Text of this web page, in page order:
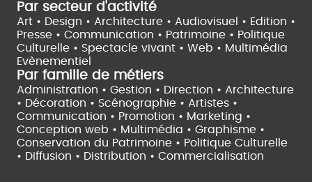
Par secteur d'activité
Art • Design • Architecture • Audiovisuel • Edition •
Presse • Communication • Patrimoine • Politique
Culturelle • Spectacle vivant • Web • Multimédia
Evènementiel
Par famille de métiers
Administration • Gestion • Direction • Architecture
• Décoration • Scénographie • Artistes •
Communication • Promotion • Marketing •
Conception web • Multimédia • Graphisme •
Conservation du Patrimoine • Politique Culturelle
• Diffusion • Distribution • Commercialisation